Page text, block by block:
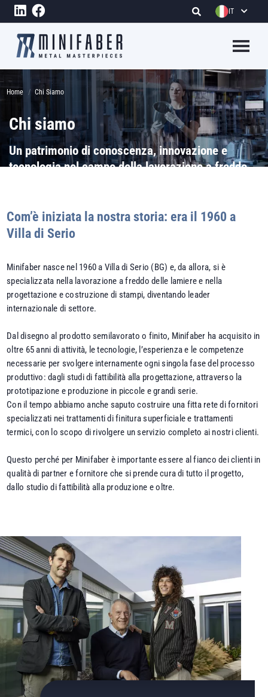
Salta al contenuto principale IT
Briciole di pane
Home Chi Siamo
Chi siamo
Un patrimonio di conoscenza, innovazione e
tecnologia nel campo della lavorazione a freddo
Com’è iniziata la nostra storia: era il 1960 a
Villa di Serio
Minifaber nasce nel 1960 a Villa di Serio (BG) e, da allora, si è
specializzata nella lavorazione a freddo delle lamiere e nella
progettazione e costruzione di stampi, diventando leader
internazionale di settore.
Dal disegno al prodotto semilavorato o finito, Minifaber ha acquisito in
oltre 65 anni di attività, le tecnologie, l’esperienza e le competenze
necessarie per svolgere internamente ogni singola fase del processo
produttivo: dagli studi di fattibilità alla progettazione, attraverso la
prototipazione e produzione in piccole e grandi serie.
Con il tempo abbiamo anche saputo costruire una fitta rete di fornitori
specializzati nei trattamenti di finitura superficiale e trattamenti
termici, con lo scopo di rivolgere un servizio completo ai nostri clienti.
Questo perché per Minifaber è importante essere al fianco dei clienti in
qualità di partner e fornitore che si prende cura di tutto il progetto,
dallo studio di fattibilità alla produzione e oltre.